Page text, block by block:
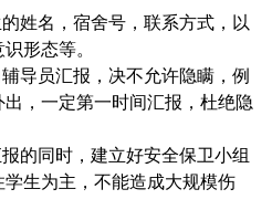
姓名，宿舍号，联系方式，以
形态等。
导员汇报，决不允许隐瞒，例
，一定第一时间汇报，杜绝隐
的同时，建立好安全保卫小组
生为主，不能造成大规模伤